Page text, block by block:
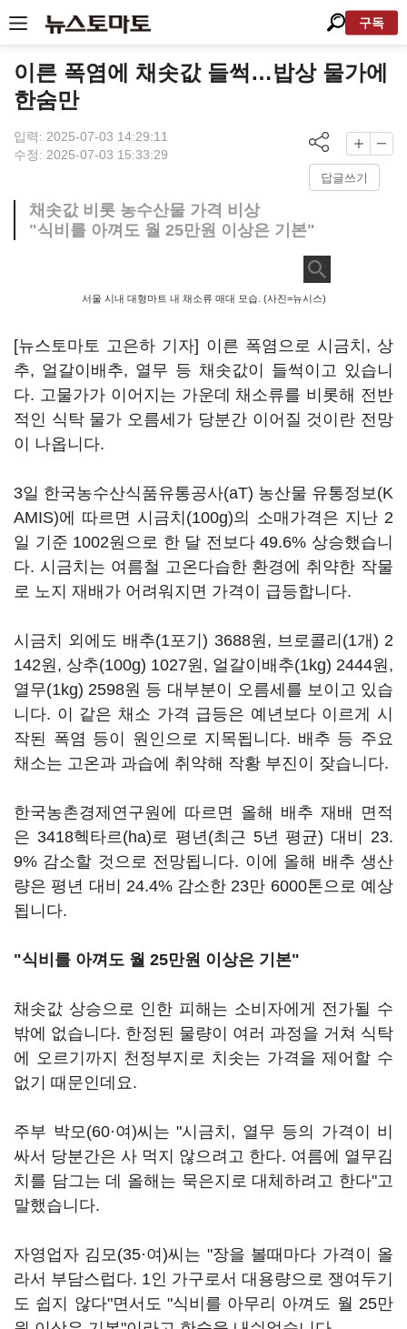
구독
이른 폭염에 채솟값 들썩…밥상 물가에
한숨만
입력: 2025-07-03 14:29:11
수정: 2025-07-03 15:33:29
답글쓰기
채솟값 비롯 농수산물 가격 비상
"식비를 아껴도 월 25만원 이상은 기본"
서울 시내 대형마트 내 채소류 매대 모습. (사진=뉴시스)
[뉴스토마토 고은하 기자] 이른 폭염으로 시금치, 상
추, 얼갈이배추, 열무 등 채솟값이 들썩이고 있습니
다. 고물가가 이어지는 가운데 채소류를 비롯해 전반
적인 식탁 물가 오름세가 당분간 이어질 것이란 전망
이 나옵니다.
3일 한국농수산식품유통공사(aT) 농산물 유통정보(K
AMIS)에 따르면 시금치(100g)의 소매가격은 지난 2
일 기준 1002원으로 한 달 전보다 49.6% 상승했습니
다. 시금치는 여름철 고온다습한 환경에 취약한 작물
로 노지 재배가 어려워지면 가격이 급등합니다.
시금치 외에도 배추(1포기) 3688원, 브로콜리(1개) 2
142원, 상추(100g) 1027원, 얼갈이배추(1kg) 2444원,
열무(1kg) 2598원 등 대부분이 오름세를 보이고 있습
니다. 이 같은 채소 가격 급등은 예년보다 이르게 시
작된 폭염 등이 원인으로 지목됩니다. 배추 등 주요
채소는 고온과 과습에 취약해 작황 부진이 잦습니다.
한국농촌경제연구원에 따르면 올해 배추 재배 면적
은 3418헥타르(ha)로 평년(최근 5년 평균) 대비 23.
9% 감소할 것으로 전망됩니다. 이에 올해 배추 생산
량은 평년 대비 24.4% 감소한 23만 6000톤으로 예상
됩니다.
"식비를 아껴도 월 25만원 이상은 기본"
채솟값 상승으로 인한 피해는 소비자에게 전가될 수
밖에 없습니다. 한정된 물량이 여러 과정을 거쳐 식탁
에 오르기까지 천정부지로 치솟는 가격을 제어할 수
없기 때문인데요.
주부 박모(60·여)씨는 "시금치, 열무 등의 가격이 비
싸서 당분간은 사 먹지 않으려고 한다. 여름에 열무김
치를 담그는 데 올해는 묵은지로 대체하려고 한다"고
말했습니다.
자영업자 김모(35·여)씨는 "장을 볼때마다 가격이 올
라서 부담스럽다. 1인 가구로서 대용량으로 쟁여두기
도 쉽지 않다"면서도 "식비를 아무리 아껴도 월 25만